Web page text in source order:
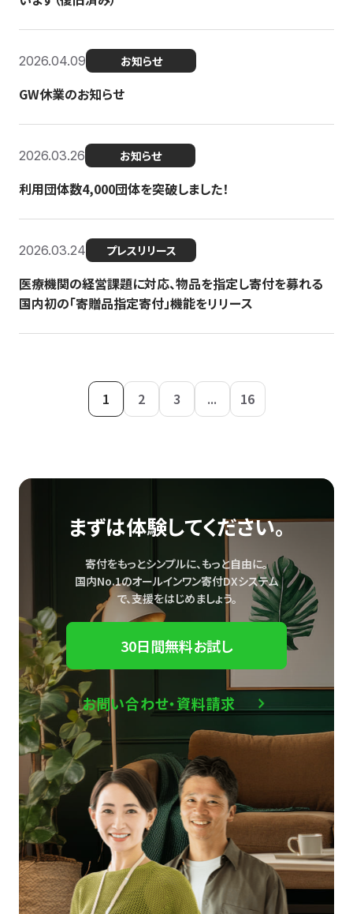
2026.04.09 お知らせ
GW休業のお知らせ
2026.03.26 お知らせ
利用団体数4,000団体を突破しました！
2026.03.24 プレスリリース
医療機関の経営課題に対応、物品を指定し寄付を募れる
国内初の「寄贈品指定寄付」機能をリリース
1 2 3 ... 16
まずは体験してください。
寄付をもっとシンプルに、もっと自由に。
国内No.1のオールインワン寄付DXシステム
で、支援をはじめましょう。
30日間無料お試し
お問い合わせ・資料請求